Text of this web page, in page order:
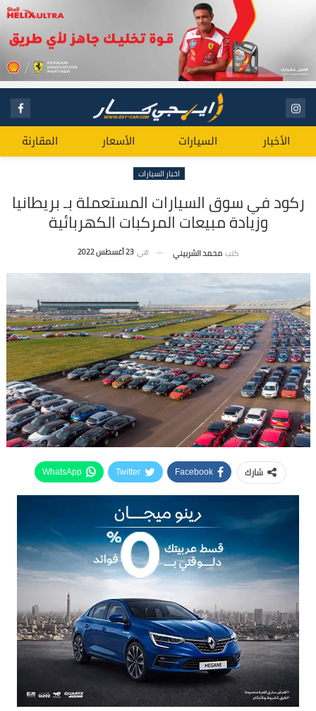
الأخبار السيارات الأسعار المقارنة
اخبار السيارات
ركود في سوق السيارات المستعملة بـ بريطانيا
وزيادة مبيعات المركبات الكهربائية
كتب محمد الشربيني في 23 أغسطس 2022
شارك Facebook
Twitter
WhatsApp